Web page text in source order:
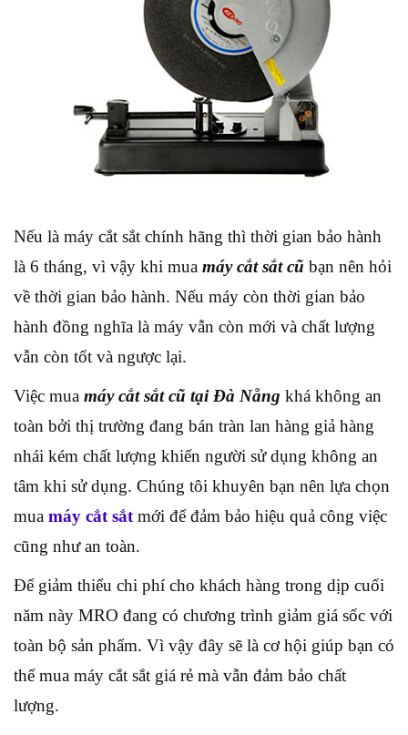
Nếu là máy cắt sắt chính hãng thì thời gian bảo hành
là 6 tháng, vì vậy khi mua máy cắt sắt cũ bạn nên hỏi
về thời gian bảo hành. Nếu máy còn thời gian bảo
hành đồng nghĩa là máy vẫn còn mới và chất lượng
vẫn còn tốt và ngược lại.
Việc mua máy cắt sắt cũ tại Đà Nẵng khá không an
toàn bởi thị trường đang bán tràn lan hàng giả hàng
nhái kém chất lượng khiến người sử dụng không an
tâm khi sử dụng. Chúng tôi khuyên bạn nên lựa chọn
mua máy cắt sắt mới để đảm bảo hiệu quả công việc
cũng như an toàn.
Để giảm thiểu chi phí cho khách hàng trong dịp cuối
năm này MRO đang có chương trình giảm giá sốc với
toàn bộ sản phẩm. Vì vậy đây sẽ là cơ hội giúp bạn có
thể mua máy cắt sắt giá rẻ mà vẫn đảm bảo chất
lượng.